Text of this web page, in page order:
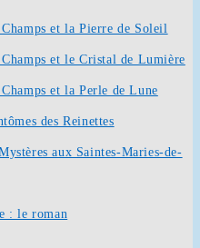
et la Pierre de Soleil
et le Cristal de Lumière
et la Perle de Lune
des Reinettes
aux Saintes-Maries-de-
: le roman